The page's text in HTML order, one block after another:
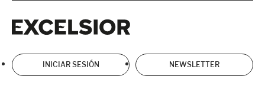
INICIAR SESIÓN NEWSLETTER